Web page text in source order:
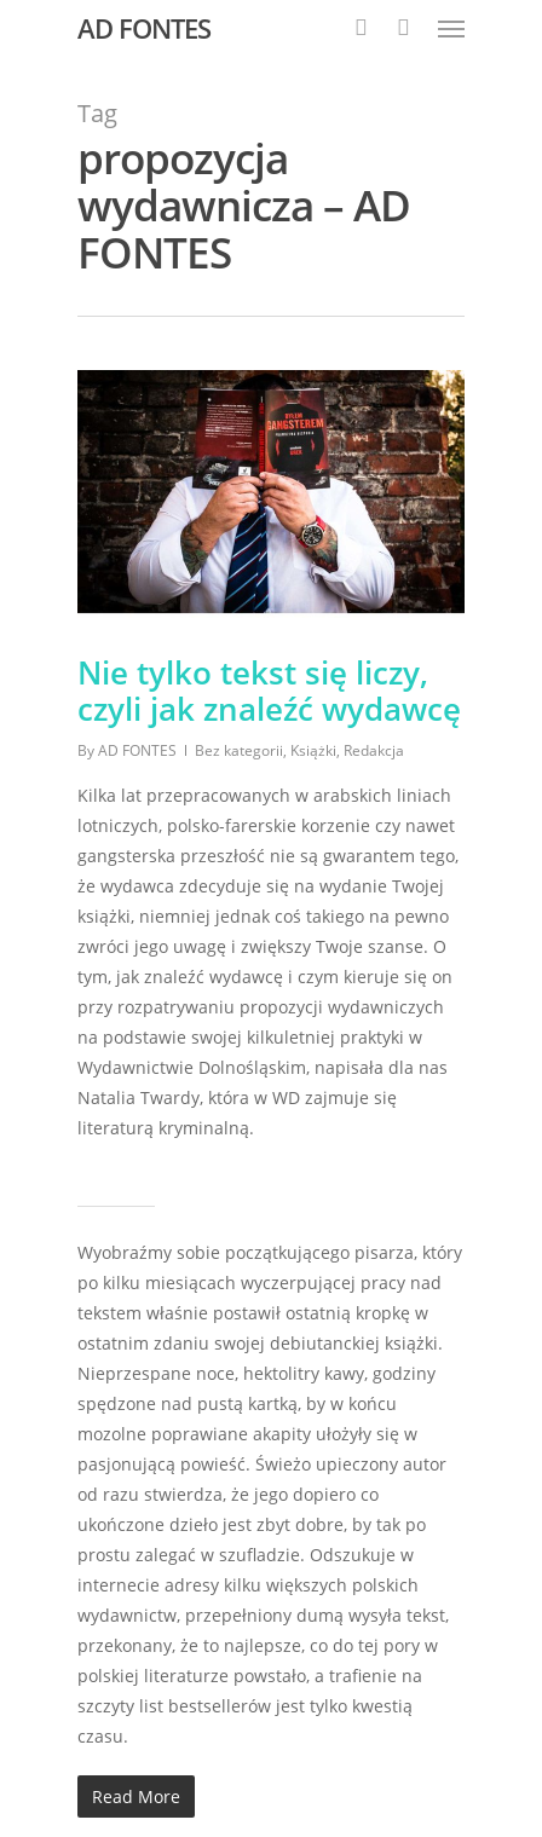
AD FONTES
Tag
propozycja
wydawnicza – AD
FONTES
Nie tylko tekst się liczy,
czyli jak znaleźć wydawcę
ByAD FONTES Bez kategorii, Książki, Redakcja
Kilka lat przepracowanych w arabskich liniach
lotniczych, polsko-farerskie korzenie czy nawet
gangsterska przeszłość nie są gwarantem tego,
że wydawca zdecyduje się na wydanie Twojej
książki, niemniej jednak coś takiego na pewno
zwróci jego uwagę i zwiększy Twoje szanse. O
tym, jak znaleźć wydawcę i czym kieruje się on
przy rozpatrywaniu propozycji wydawniczych
na podstawie swojej kilkuletniej praktyki w
Wydawnictwie Dolnośląskim, napisała dla nas
Natalia Twardy, która w WD zajmuje się
literaturą kryminalną.
Wyobraźmy sobie początkującego pisarza, który
po kilku miesiącach wyczerpującej pracy nad
tekstem właśnie postawił ostatnią kropkę w
ostatnim zdaniu swojej debiutanckiej książki.
Nieprzespane noce, hektolitry kawy, godziny
spędzone nad pustą kartką, by w końcu
mozolne poprawiane akapity ułożyły się w
pasjonującą powieść. Świeżo upieczony autor
od razu stwierdza, że jego dopiero co
ukończone dzieło jest zbyt dobre, by tak po
prostu zalegać w szufladzie. Odszukuje w
internecie adresy kilku większych polskich
wydawnictw, przepełniony dumą wysyła tekst,
przekonany, że to najlepsze, co do tej pory w
polskiej literaturze powstało, a trafienie na
szczyty list bestsellerów jest tylko kwestią
czasu.
Read More